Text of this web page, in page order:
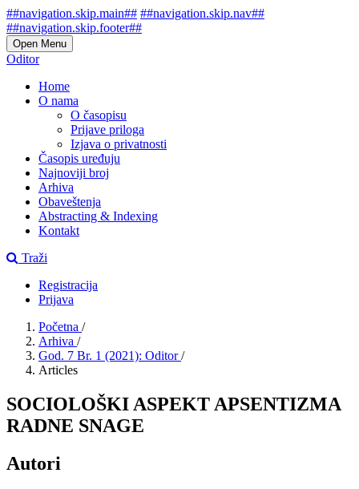
##navigation.skip.main## ##navigation.skip.nav##
##navigation.skip.footer##
Open Menu
Oditor
Home
O nama
O časopisu
Prijave priloga
Izjava o privatnosti
Časopis uređuju
Najnoviji broj
Arhiva
Obaveštenja
Abstracting & Indexing
Kontakt
Traži
Registracija
Prijava
Početna /
Arhiva /
God. 7 Br. 1 (2021): Oditor/
Articles
SOCIOLOŠKI ASPEKT APSENTIZMA
RADNE SNAGE
Autori